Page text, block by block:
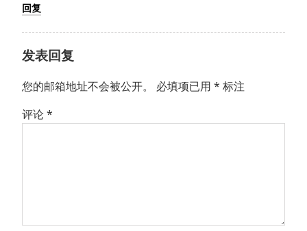
回复
发表回复
您的邮箱地址不会被公开。 必填项已用 * 标注
评论*